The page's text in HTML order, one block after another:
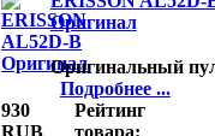
Оригинал
Оригинальный
Подробнее ...
930
RUB
Рейтинг
товара: